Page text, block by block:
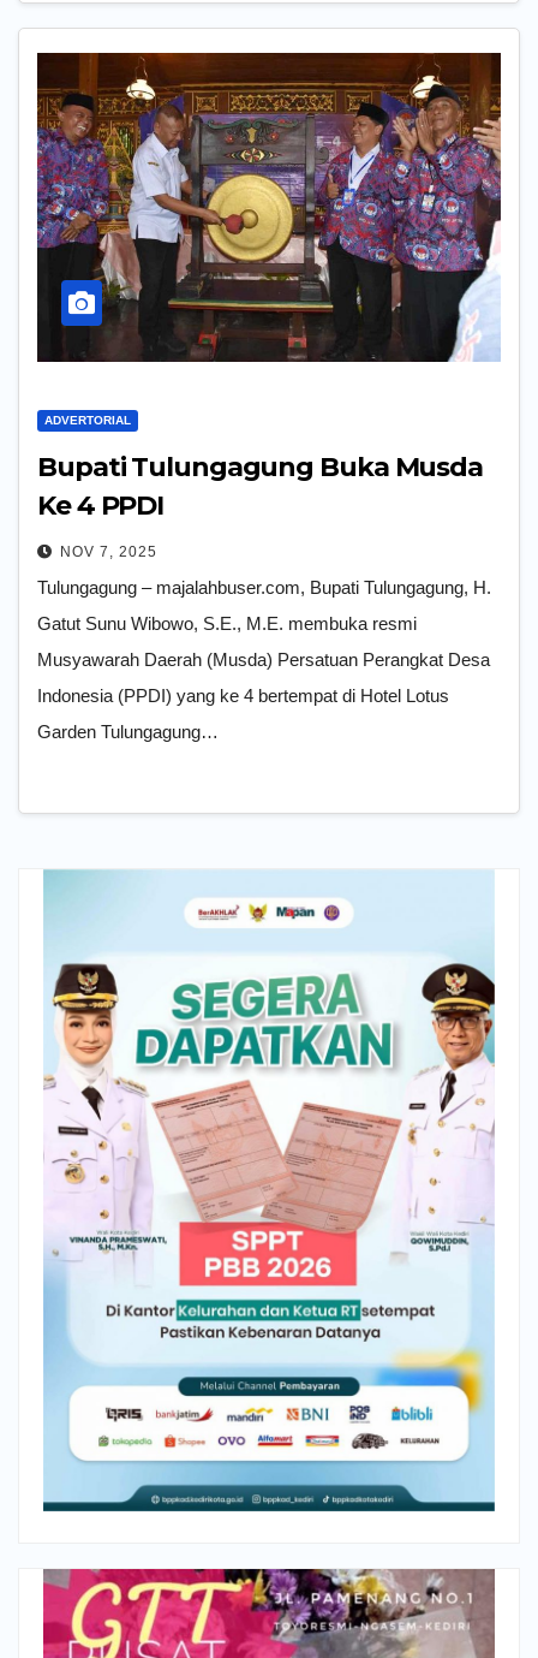
ADVERTORIAL
Bupati Tulungagung Buka Musda
Ke 4 PPDI
NOV 7, 2025
Tulungagung – majalahbuser.com, Bupati Tulungagung, H.
Gatut Sunu Wibowo, S.E., M.E. membuka resmi
Musyawarah Daerah (Musda) Persatuan Perangkat Desa
Indonesia (PPDI) yang ke 4 bertempat di Hotel Lotus
Garden Tulungagung…